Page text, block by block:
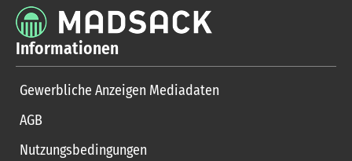
Informationen
Gewerbliche Anzeigen Mediadaten
AGB
Nutzungsbedingungen